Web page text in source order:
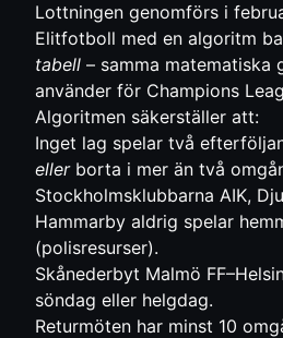
Lottningen genomförs i
Elitfotboll med en algoritm
tabell – samma matematiska
använder för Champions
Algoritmen säkerställer att:
Inget lag spelar två
ellerborta i mer än två
Stockholmsklubbarna AIK,
Hammarby aldrig spelar
(polisresurser).
Skånederbyt Malmö
söndag eller helgdag.
Returmöten har minst 10